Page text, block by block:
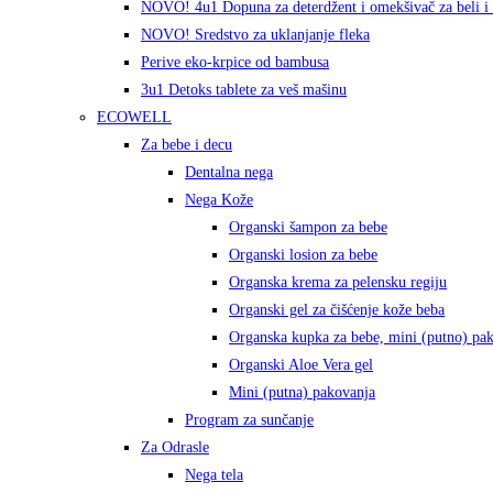
NOVO! 4u1 Dopuna za deterdžent i omekšivač za beli i
NOVO! Sredstvo za uklanjanje fleka
Perive eko-krpice od bambusa
3u1 Detoks tablete za veš mašinu
ECOWELL
Za bebe i decu
Dentalna nega
Nega Kože
Organski šampon za bebe
Organski losion za bebe
Organska krema za pelensku regiju
Organski gel za čišćenje kože beba
Organska kupka za bebe, mini (putno)
Organski Aloe Vera gel
Mini (putna) pakovanja
Program za sunčanje
Za Odrasle
Nega tela